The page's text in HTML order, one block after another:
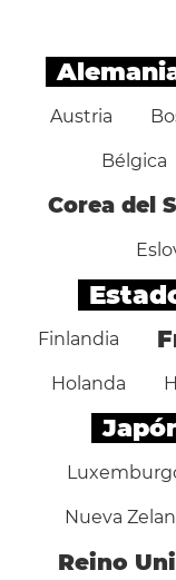
Austria
Bélgica
Corea del
Finlandia
Holanda
Nueva
Reino